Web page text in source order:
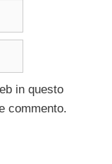
in questo
commento.